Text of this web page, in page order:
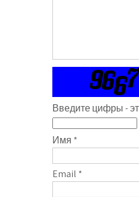
Введите цифры -
Имя *
Email *